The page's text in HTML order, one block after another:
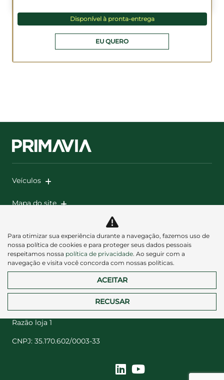
Disponível à pronta-entrega
EU QUERO
Veículos
Mapa do site
Desacelere. Seu bem maior é a vida.
Razão loja 1
CNPJ: 35.170.602/0003-33
Para otimizar sua experiência durante a navegação, fazemos uso de
nossa política de cookies e para proteger seus dados pessoais
respeitamos nossa política de privacidade. Ao seguir com a
navegação e visita você concorda com nossas políticas.
ACEITAR
RECUSAR